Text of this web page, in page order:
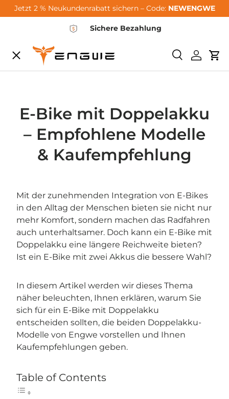
Hoppa till innehållet
Jetzt 2 % Neukundenrabatt sichern – Code: NEWENGWE
Sichere Bezahlung
SökaLogga
Meny
City-Sale
E-Bikes
Support
E-Bike mit Doppelakku
– Empfohlene Modelle
& Kaufempfehlung
Mit der zunehmenden Integration von E-Bikes
in den Alltag der Menschen bieten sie nicht nur
mehr Komfort, sondern machen das Radfahren
auch unterhaltsamer. Doch kann ein E-Bike mit
Doppelakku eine längere Reichweite bieten?
Ist ein E-Bike mit zwei Akkus die bessere Wahl?
In diesem Artikel werden wir dieses Thema
näher beleuchten, Ihnen erklären, warum Sie
sich für ein E-Bike mit Doppelakku
entscheiden sollten, die beiden Doppelakku-
Modelle von Engwe vorstellen und Ihnen
Kaufempfehlungen geben.
Table of Contents